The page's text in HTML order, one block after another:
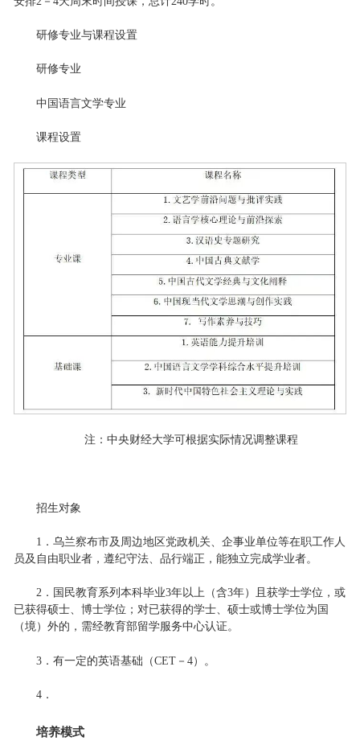
研修专业与课程设置
研修专业
中国语言文学专业
课程设置
注：中央财经大学可根据实际情况调整课程
招生对象
1．乌兰察布市及周边地区党政机关、企事业单位等在职工作人
员及自由职业者，遵纪守法、品行端正，能独立完成学业者。
2．国民教育系列本科毕业3年以上（含3年）且获学士学位，或
已获得硕士、博士学位；对已获得的学士、硕士或博士学位为国
（境）外的，需经教育部留学服务中心认证。
3．有一定的英语基础（CET－4）。
4．
培养模式